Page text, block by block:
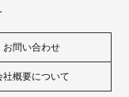
お問い合わせ
社概要について